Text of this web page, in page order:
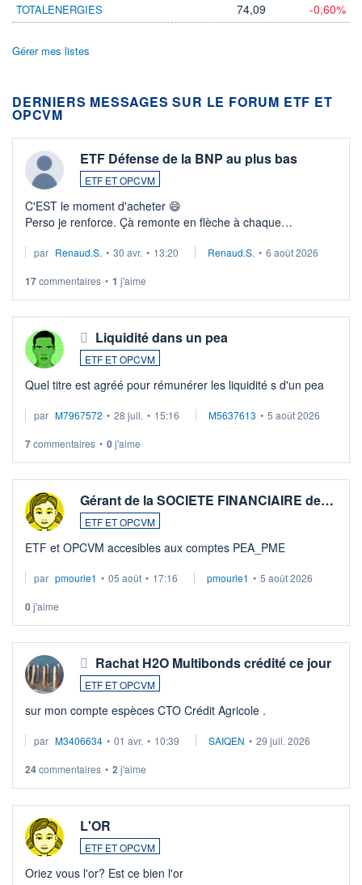
TOTALENERGIES 74,09 -0,60%
Gérer mes listes
DERNIERS MESSAGES SUR LE FORUM ETF ET
OPCVM
ETF Défense de la BNP au plus bas
ETF ET OPCVM
C'EST le moment d'acheter 😄​
Perso je renforce. Çà remonte en flèche à chaque
Investissement long terme tip top pour sa retraite.
par Renaud.S. • 30 avr. • 13:20 Renaud.S. • 6 août 2026
17commentaires • 1 j'aime
Liquidité dans un pea
ETF ET OPCVM
Quel titre est agréé pour rémunérer les liquidité s d'un pea
par M7967572 • 28 juil. • 15:16 M5637613 • 5 août 2026
7commentaires • 0j'aime
Gérant de la SOCIETE FINANCIAIRE de…
ETF ET OPCVM
ETF et OPCVM accesibles aux comptes PEA_PME
par pmourie1 • 05 août • 17:16 pmourie1 • 5 août 2026
0j'aime
Rachat H2O Multibonds crédité ce jour
ETF ET OPCVM
sur mon compte espèces CTO Crédit Agricole .
par M3406634 • 01 avr. • 10:39 SAIQEN • 29 juil. 2026
24commentaires • 2 j'aime
L'OR
ETF ET OPCVM
Oriez vous l'or? Est ce bien l'or